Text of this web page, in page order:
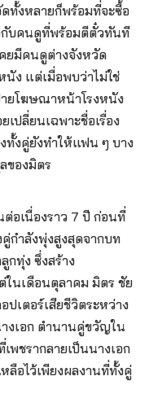
ทั้งหลายก็พร้อมที่จะซื้อ
กับคนดูที่พร้อมตีตั๋วทันที
ยมีคนดูต่างจังหวัด
นัง แต่เมื่อพบว่าไม่ใช่
ยโฆษณาหน้าโรงหนัง
ปลี่ยนเฉพาะชื่อเรื่อง
ทั้งคู่ยังทำให้แฟน ๆ บาง
ของมิตร
อเนื่องราว 7 ปี ก่อนที่
กำลังพุ่งสูงสุดจากบท
กทุ่ง ซึ่งสร้าง
ในเดือนตุลาคม มิตร ชัย
เตอร์เสียชีวิตระหว่าง
างเอก ตำนานคู่ขวัญใน
พชรากลายเป็นนางเอก
ลือไว้เพียงผลงานที่ทั้งคู่